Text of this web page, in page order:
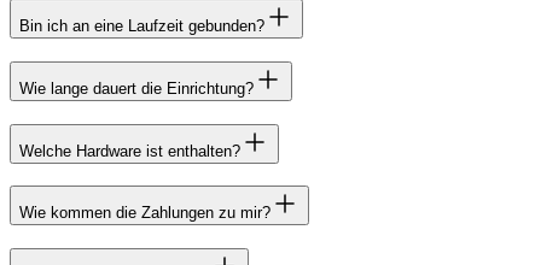
Bin ich an eine Laufzeit gebunden?
Wie lange dauert die Einrichtung?
Welche Hardware ist enthalten?
Wie kommen die Zahlungen zu mir?